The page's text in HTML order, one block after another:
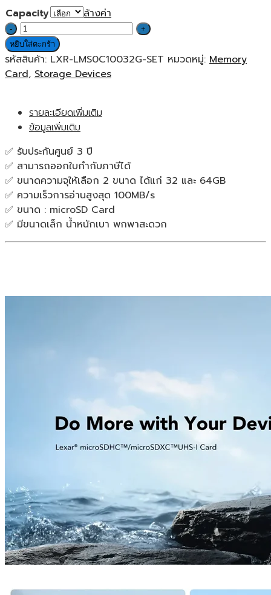
Capacity
ล้างค่า
จำนวน
Lexar
MicroSDHC
C10
Adapter
[32,
64GB]
เมมโมรี่
การ์ด
ของ
แท้
ประกัน
ศูนย์
3ปี
หยิบใส่ตะกร้า
รหัสสินค้า: LXR-LMS0C10032G-SET หมวดหมู่: Memory
Card, Storage Devices
รายละเอียดเพิ่มเติม
ข้อมูลเพิ่มเติม
✅ รับประกันศูนย์ 3 ปี
✅ สามารถออกใบกำกับภาษีได้
✅ ขนาดความจุให้เลือก 2 ขนาด ได้แก่ 32 และ 64GB
✅ ความเร็วการอ่านสูงสุด 100MB/s
✅ ขนาด : microSD Card
✅ มีขนาดเล็ก น้ำหนักเบา พกพาสะดวก